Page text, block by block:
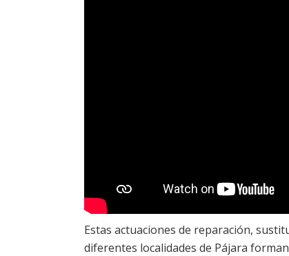
Estas actuaciones de reparación,
diferentes localidades de Pájara